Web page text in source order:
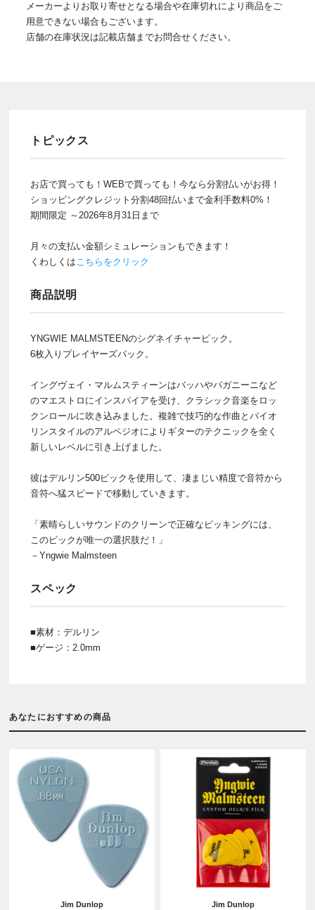
メーカーよりお取り寄せとなる場合や在庫切れにより商品をご
用意できない場合もございます。
店舗の在庫状況は記載店舗までお問合せください。
トピックス
お店で買っても！WEBで買っても！今なら分割払いがお得！
ショッピングクレジット分割48回払いまで金利手数料0%！
期間限定 ～2026年8月31日まで
月々の支払い金額シミュレーションもできます！
くわしくはこちらをクリック
商品説明
YNGWIE MALMSTEENのシグネイチャーピック。
6枚入りプレイヤーズパック。
イングヴェイ・マルムスティーンはバッハやパガニーニなど
のマエストロにインスパイアを受け、クラシック音楽をロッ
クンロールに吹き込みました。複雑で技巧的な作曲とバイオ
リンスタイルのアルペジオによりギターのテクニックを全く
新しいレベルに引き上げました。
彼はデルリン500ピックを使用して、凄まじい精度で音符から
音符へ猛スピードで移動していきます。
「素晴らしいサウンドのクリーンで正確なピッキングには、
このピックが唯一の選択肢だ！」
－Yngwie Malmsteen
スペック
■素材：デルリン
■ゲージ：2.0mm
あなたにおすすめの商品
Jim Dunlop
Jim Dunlop